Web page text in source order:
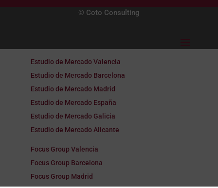
© Coto Consulting
Estudio de Mercado Valencia
Estudio de Mercado Barcelona
Estudio de Mercado Madrid
Estudio de Mercado España
Estudio de Mercado Galicia
Estudio de Mercado Alicante
Focus Group Valencia
Focus Group Barcelona
Focus Group Madrid